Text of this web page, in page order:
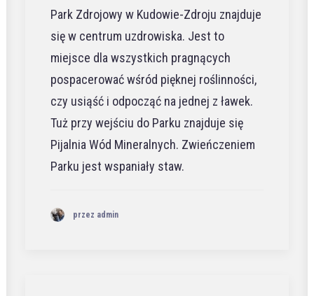
Park Zdrojowy w Kudowie-Zdroju znajduje
się w centrum uzdrowiska. Jest to
miejsce dla wszystkich pragnących
pospacerować wśród pięknej roślinności,
czy usiąść i odpocząć na jednej z ławek.
Tuż przy wejściu do Parku znajduje się
Pijalnia Wód Mineralnych. Zwieńczeniem
Parku jest wspaniały staw.
przez admin